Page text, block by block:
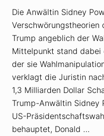
t
e
Q
A
n
o
-
A
n
h
ä
n
g
e
r
Die Anwältin Sidney
Verschwörungstheorien
Trump angeblich der
Mittelpunkt stand dabei
der sie
verklagt die Juristin
1,3 Milliarden Dollar
Trump-Anwältin Sidney
US-
behauptet, Donald …